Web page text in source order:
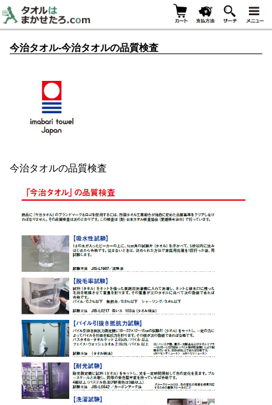
今治タオル-今治タオルの品質検査
今治タオルの品質検査